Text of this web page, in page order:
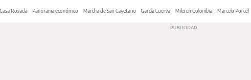
Casa Rosada Panorama económico Marcha de San Cayetano García Cuerva Milei en Colombia Marcelo Porcel